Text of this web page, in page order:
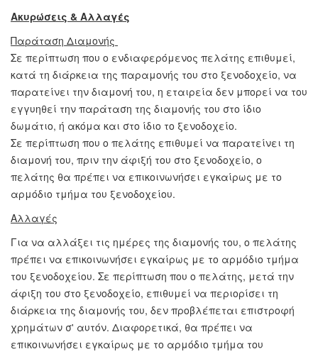
Ακυρώσεις & Αλλαγές
Παράταση Διαμονής
Σε περίπτωση που ο ενδιαφερόμενος πελάτης επιθυμεί,
κατά τη διάρκεια της παραμονής του στο ξενοδοχείο, να
παρατείνει την διαμονή του, η εταιρεία δεν μπορεί να του
εγγυηθεί την παράταση της διαμονής του στο ίδιο
δωμάτιο, ή ακόμα και στο ίδιο το ξενοδοχείο.
Σε περίπτωση που ο πελάτης επιθυμεί να παρατείνει τη
διαμονή του, πριν την άφιξή του στο ξενοδοχείο, ο
πελάτης θα πρέπει να επικοινωνήσει εγκαίρως με το
αρμόδιο τμήμα του ξενοδοχείου.
Αλλαγές
Για να αλλάξει τις ημέρες της διαμονής του, ο πελάτης
πρέπει να επικοινωνήσει εγκαίρως με το αρμόδιο τμήμα
του ξενοδοχείου. Σε περίπτωση που ο πελάτης, μετά την
άφιξη του στο ξενοδοχείο, επιθυμεί να περιορίσει τη
διάρκεια της διαμονής του, δεν προβλέπεται επιστροφή
χρημάτων σ' αυτόν. Διαφορετικά, θα πρέπει να
επικοινωνήσει εγκαίρως με το αρμόδιο τμήμα του